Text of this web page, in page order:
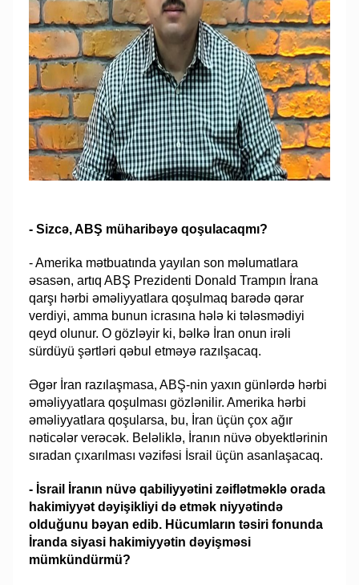
- Sizcə, ABŞ müharibəyə qoşulacaqmı?
- Amerika mətbuatında yayılan son məlumatlara
əsasən, artıq ABŞ Prezidenti Donald Trampın İrana
qarşı hərbi əməliyyatlara qoşulmaq barədə qərar
verdiyi, amma bunun icrasına hələ ki tələsmədiyi
qeyd olunur. O gözləyir ki, bəlkə İran onun irəli
sürdüyü şərtləri qəbul etməyə razılşacaq.
Əgər İran razılaşmasa, ABŞ-nin yaxın günlərdə hərbi
əməliyyatlara qoşulması gözlənilir. Amerika hərbi
əməliyyatlara qoşularsa, bu, İran üçün çox ağır
nəticələr verəcək. Beləliklə, İranın nüvə obyektlərinin
sıradan çıxarılması vəzifəsi İsrail üçün asanlaşacaq.
- İsrail İranın nüvə qabiliyyətini zəiflətməklə orada
hakimiyyət dəyişikliyi də etmək niyyətində
olduğunu bəyan edib. Hücumların təsiri fonunda
İranda siyasi hakimiyyətin dəyişməsi
mümkündürmü?